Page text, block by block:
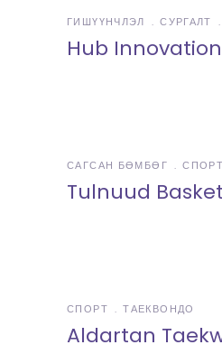
ГИШҮҮНЧЛЭЛ СУРГАЛТ
Hub Innovation
САГСАН БӨМБӨГ СПОРТ
Tulnuud
СПОРТ ТАЕКВОНДО
Aldartan